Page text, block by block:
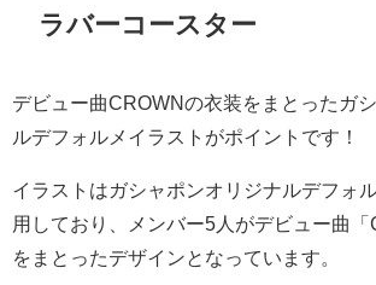
ラバーコースター
デビュー曲CROWNの衣装をまとったガ
ルデフォルメイラストがポイントです！
イラストはガシャポンオリジナルデフォ
用しており、メンバー5人がデビュー曲
をまとったデザインとなっています。